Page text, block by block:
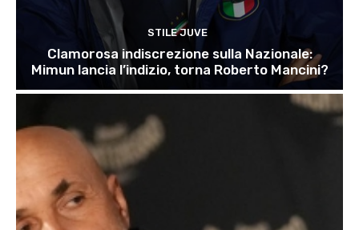
STILE JUVE
Clamorosa indiscrezione sulla Nazionale:
Mimun lancia l’indizio, torna Roberto Mancini?